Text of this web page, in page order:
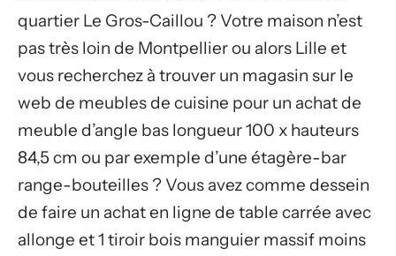
quartier Le Gros-Caillou ? Votre maison n’est
pas très loin de Montpellier ou alors Lille et
vous recherchez à trouver un magasin sur le
web de meubles de cuisine pour un achat de
meuble d’angle bas longueur 100 x hauteurs
84,5 cm ou par exemple d’une étagère-bar
range-bouteilles ? Vous avez comme dessein
de faire un achat en ligne de table carrée avec
allonge et 1 tiroir bois manguier massif moins